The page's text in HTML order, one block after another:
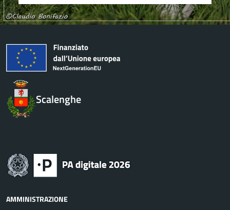
Scalenghe
AMMINISTRAZIONE